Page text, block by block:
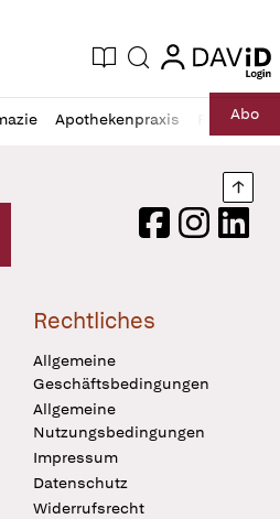
Zeitung
Aktuelle Ausgabe
Suche login
login
Apothekenpraxis RechtAbo
Logo
FacebookInstagram
Rechtliches
Allgemeine
Geschäftsbedingungen
Allgemeine
Nutzungsbedingungen
Impressum
Datenschutz
Widerrufsrecht